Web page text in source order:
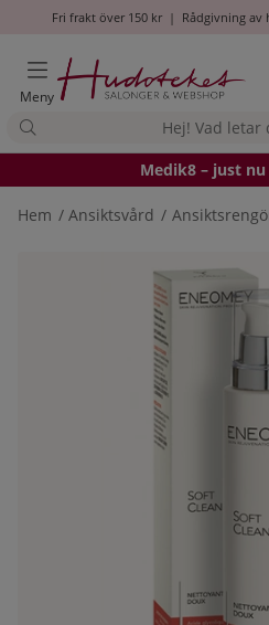
Fri frakt över 150 kr| Rådgivning av
Meny
Medik8 – just
Hem Ansiktsvård